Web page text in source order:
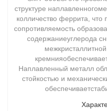
структуре
колличество феррита,
сопротивляемость
содержаниеуглерода
Наплавленный металл
стойкостью и